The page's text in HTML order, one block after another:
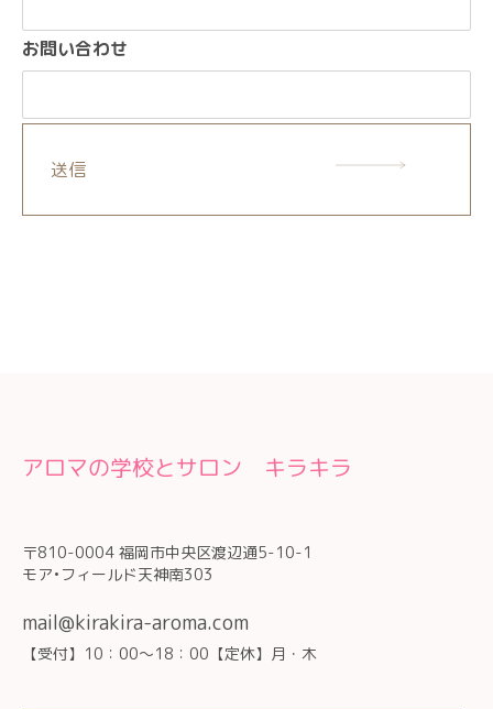
お問い合わせ
送信
アロマの学校とサロン キラキラ
〒810-0004 福岡市中央区渡辺通5-10-1
モア•フィールド天神南303
mail@kirakira-aroma.com
【受付】10：00～18：00【定休】月・木